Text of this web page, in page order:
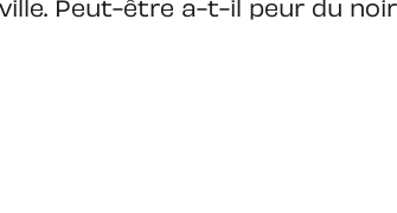
Peut-être a-t-il peur du